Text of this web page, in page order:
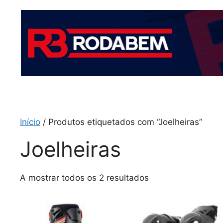
Início / Produtos etiquetados com “Joelheiras”
Joelheiras
A mostrar todos os 2 resultados